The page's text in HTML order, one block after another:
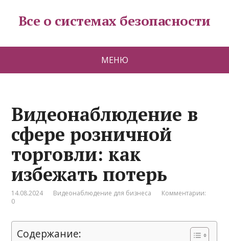
Все о системах безопасности
МЕНЮ
Видеонаблюдение в
сфере розничной
торговли: как
избежать потерь
14.08.2024 Видеонаблюдение для бизнеса
Комментарии:
0
Содержание: